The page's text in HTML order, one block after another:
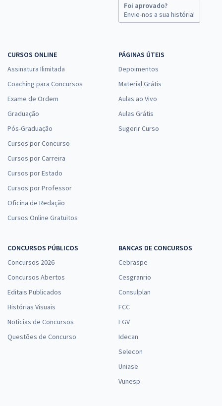
Foi aprovado?
Envie-nos a sua história!
CURSOS ONLINE
Assinatura Ilimitada
Coaching para Concursos
Exame de Ordem
Graduação
Pós-Graduação
Cursos por Concurso
Cursos por Carreira
Cursos por Estado
Cursos por Professor
Oficina de Redação
Cursos Online Gratuitos
PÁGINAS ÚTEIS
Depoimentos
Material Grátis
Aulas ao Vivo
Aulas Grátis
Sugerir Curso
CONCURSOS PÚBLICOS
Concursos 2026
Concursos Abertos
Editais Publicados
Histórias Visuais
Notícias de Concursos
Questões de Concurso
BANCAS DE CONCURSOS
Cebraspe
Cesgranrio
Consulplan
FCC
FGV
Idecan
Selecon
Uniase
Vunesp